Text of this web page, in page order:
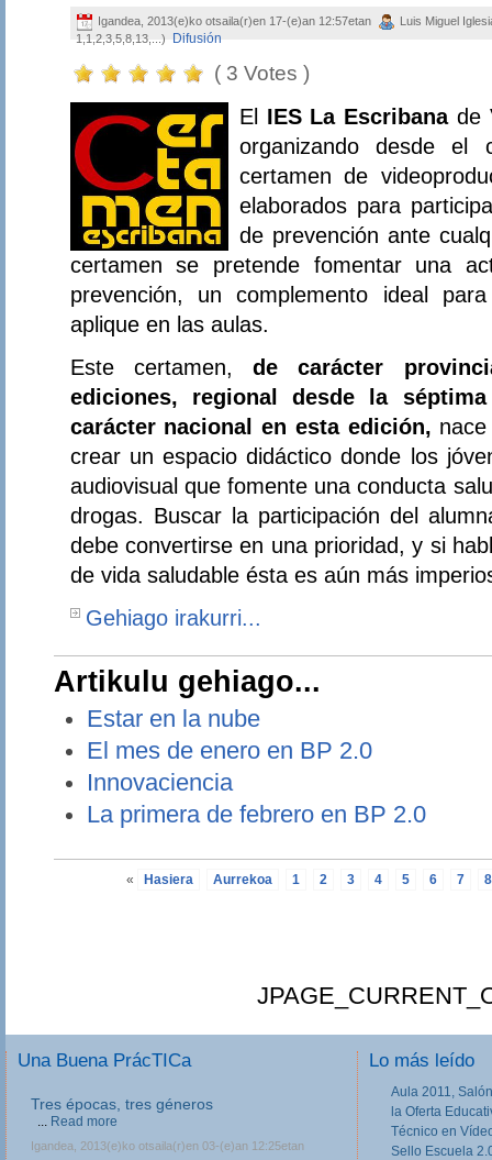
Igandea, 2013(e)ko otsaila(r)en 17-(e)an 12:57etan
Luis Miguel
1,1,2,3,5,8,13,...)
Difusión
( 3 Votes )
El IES La Escribanade
organizando desde el
certamen de
elaborados para
de prevención ante
certamen se pretende fomentar una
prevención, un complemento ideal
aplique en las aulas.
Este certamen,de carácter
ediciones, regional desde la
carácter nacional en esta edición,
crear un espacio didáctico donde los
audiovisual que fomente una conducta
drogas. Buscar la participación del
debe convertirse en una prioridad, y si
de vida saludable ésta es aún más
Gehiago irakurri...
Artikulu gehiago...
Estar en la nube
El mes de enero en BP 2.0
Innovaciencia
La primera de febrero en BP 2.0
« Hasiera Aurrekoa 1 2 3 4 5 6 7 8
Una Buena PrácTICa
Tres épocas, tres géneros
... Read more
Igandea, 2013(e)ko otsaila(r)en 03-(e)an 12:25etan
Lo más leído
Aula 2011,
la Oferta
Técnico en
Sello Escuela